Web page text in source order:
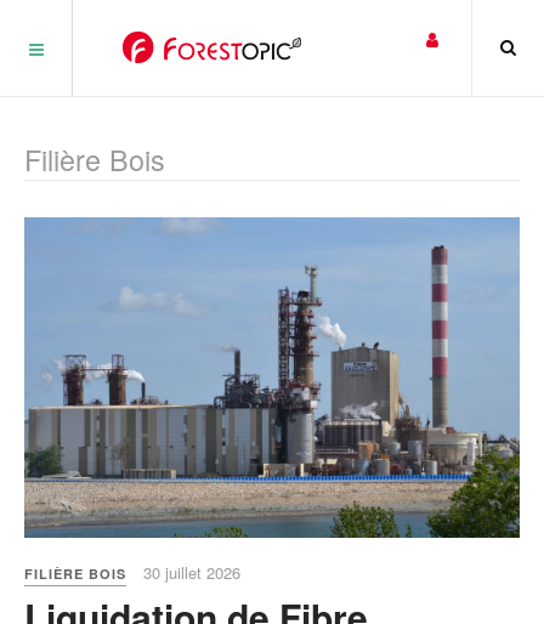
Filière Bois
FILIÈRE BOIS 30 juillet 2026